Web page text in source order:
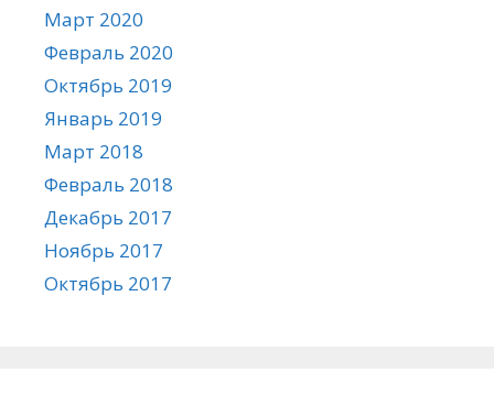
Март 2020
Февраль 2020
Октябрь 2019
Январь 2019
Март 2018
Февраль 2018
Декабрь 2017
Ноябрь 2017
Октябрь 2017